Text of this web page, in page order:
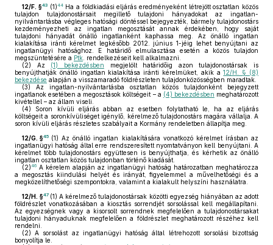
12/F. §43 (1)44Ha a földkiadási eljárás eredményeként létrejött osztatlan közös
tulajdon tulajdonostársait megillető tulajdoni hányadokat az ingatlan-
nyilvántartásba végleges hatósági döntéssel bejegyezték, bármely tulajdonostárs
kezdeményezheti az ingatlan megosztását annak érdekében, hogy saját
tulajdoni hányadát önálló ingatlanként kaphassa meg. Az önálló ingatlan
kialakítása iránti kérelmet legkésőbb 2012. június 1-jéig lehet benyújtani az
ingatlanügyi hatósághoz. E határidő elmulasztása esetén a közös tulajdon
megszüntetésére a Ptk . rendelkezéseit kell alkalmazni.
(2) Az (1) bekezdésben megjelölt határidőig azon tulajdonostársak is
benyújthatják önálló ingatlan kialakítása iránti kérelmüket, akik a12/H. § (8)
bekezdése alapján a visszamaradó földrészleten tulajdonközösségben maradtak.
(3) Az ingatlan-nyilvántartásba osztatlan közös tulajdonként bejegyzett
ingatlanok esetében a megosztások költségeit – a (4) bekezdésben meghatározott
kivétellel – az állam viseli.
(4) Soron kívüli eljárás abban az esetben folytatható le, ha az eljárás
költségeit a soronkívüliséget igénylő, kérelmező tulajdonostárs magára vállalja. A
soron kívüli eljárás részletes szabályait a Kormány rendeletben állapítja meg.
12/G. §45 (1) Az önálló ingatlan kialakítására vonatkozó kérelmet írásban az
ingatlanügyi hatóság által erre rendszeresített nyomtatványon kell benyújtani. A
kérelmet több tulajdonostárs együttesen is benyújthatja, és kérhetik az önálló
ingatlan osztatlan közös tulajdonban történő kiadását.
(2)46 A kérelem alapján az ingatlanügyi hatóság határozatban meghatározza
a megosztás kiindulási helyét és irányát, figyelemmel a művelhetőségi és a
megközelíthetőségi szempontokra, valamint a kialakult helyszíni használatra.
12/H. §47 (1) A kérelmező tulajdonostársak közötti egyezség hiányában az adott
földrészlet vonatkozásában a kiosztás sorrendjét sorsolással kell megállapítani.
Az egyezségnek vagy a kisorsolt sorrendnek megfelelően a tulajdonostársakat
tulajdoni hányaduknak megfelelően a földrészlet meghatározott részéhez kell
rendelni.
(2) A sorsolást az ingatlanügyi hatóság által létrehozott sorsolási bizottság
bonyolítja le.